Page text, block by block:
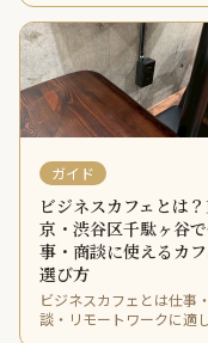
渋谷区北参道のGreen
Coffeeで学んだ産地別の
選び方をお伝えします。
ガイド
ビジネスカフェとは
京・渋谷区千駄ヶ谷
事・商談に使えるカ
選び方
ビジネスカフェとは仕事
談・リモートワークに適